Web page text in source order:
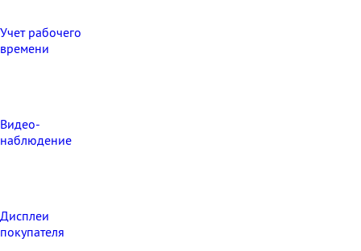
Учет рабочего
времени
Видео‑
наблюдение
Дисплеи
покупателя